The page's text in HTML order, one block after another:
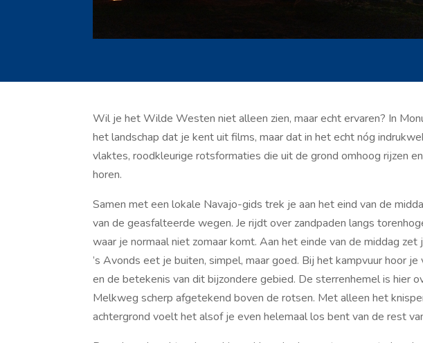
Wil je het Wilde Westen niet alleen zien, maar echt ervaren? In
het landschap dat je kent uit films, maar dat in het echt nóg
vlaktes, roodkleurige rotsformaties die uit de grond omhoog rijzen
horen.
Samen met een lokale Navajo-gids trek je aan het eind van de
van de geasfalteerde wegen. Je rijdt over zandpaden langs
waar je normaal niet zomaar komt. Aan het einde van de middag
’s Avonds eet je buiten, simpel, maar goed. Bij het kampvuur hoor
en de betekenis van dit bijzondere gebied. De sterrenhemel is hier
Melkweg scherp afgetekend boven de rotsen. Met alleen het
achtergrond voelt het alsof je even helemaal los bent van de rest